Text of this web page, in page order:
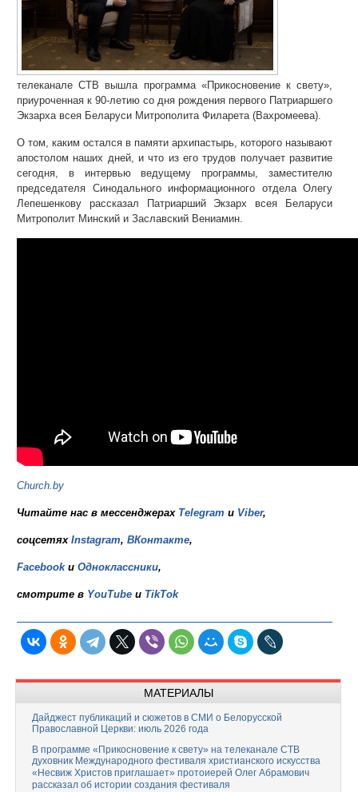
телеканале СТВ вышла программа «Прикосновение к свету»,
приуроченная к 90-летию со дня рождения первого Патриаршего
Экзарха всея Беларуси Митрополита Филарета (Вахромеева).
О том, каким остался в памяти архипастырь, которого называют
апостолом наших дней, и что из его трудов получает развитие
сегодня, в интервью ведущему программы, заместителю
председателя Синодального информационного отдела Олегу
Лепешенкову рассказал Патриарший Экзарх всея Беларуси
Митрополит Минский и Заславский Вениамин.
Church.by
Читайте нас в мессенджерах Telegram и Viber,
соцсетях Instagram, ВКонтакте,
Facebookи Одноклассники,
смотрите в YouTube и TikTok
МАТЕРИАЛЫ
Дайджест публикаций и сюжетов в СМИ о Белорусской
Православной Церкви: июль 2026 года
В программе «Прикосновение к свету» на телеканале СТВ
духовник Международного фестиваля христианского искусства
«Несвиж Христов приглашает» протоиерей Олег Абрамович
рассказал об истории создания фестиваля